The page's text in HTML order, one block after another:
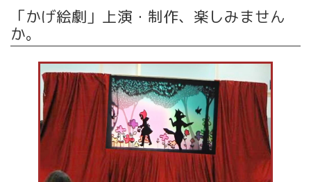
「かげ絵劇」上演・制作、楽しみません
か。